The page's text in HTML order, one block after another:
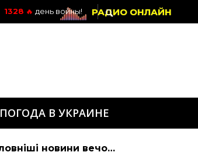
РАДИО ОНЛАЙН
1328 🔥день войны!
ПОГОДА В УКРАИНЕ
Найголовніші новини вечора 27 грудня 2023, ТСН — читайте добірку онлайн — Україна